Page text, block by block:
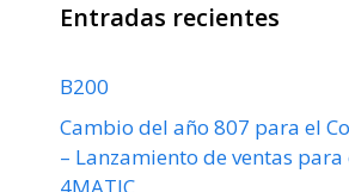
Entradas recientes
B200
Cambio del año 807 para el
– Lanzamiento de ventas para
4MATIC